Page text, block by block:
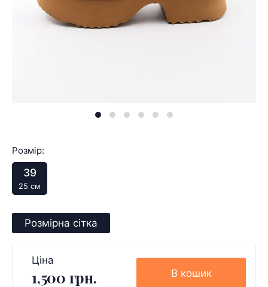
Розмір:
39
25 см
Розмірна сітка
Ціна
1,500 грн. В кошик